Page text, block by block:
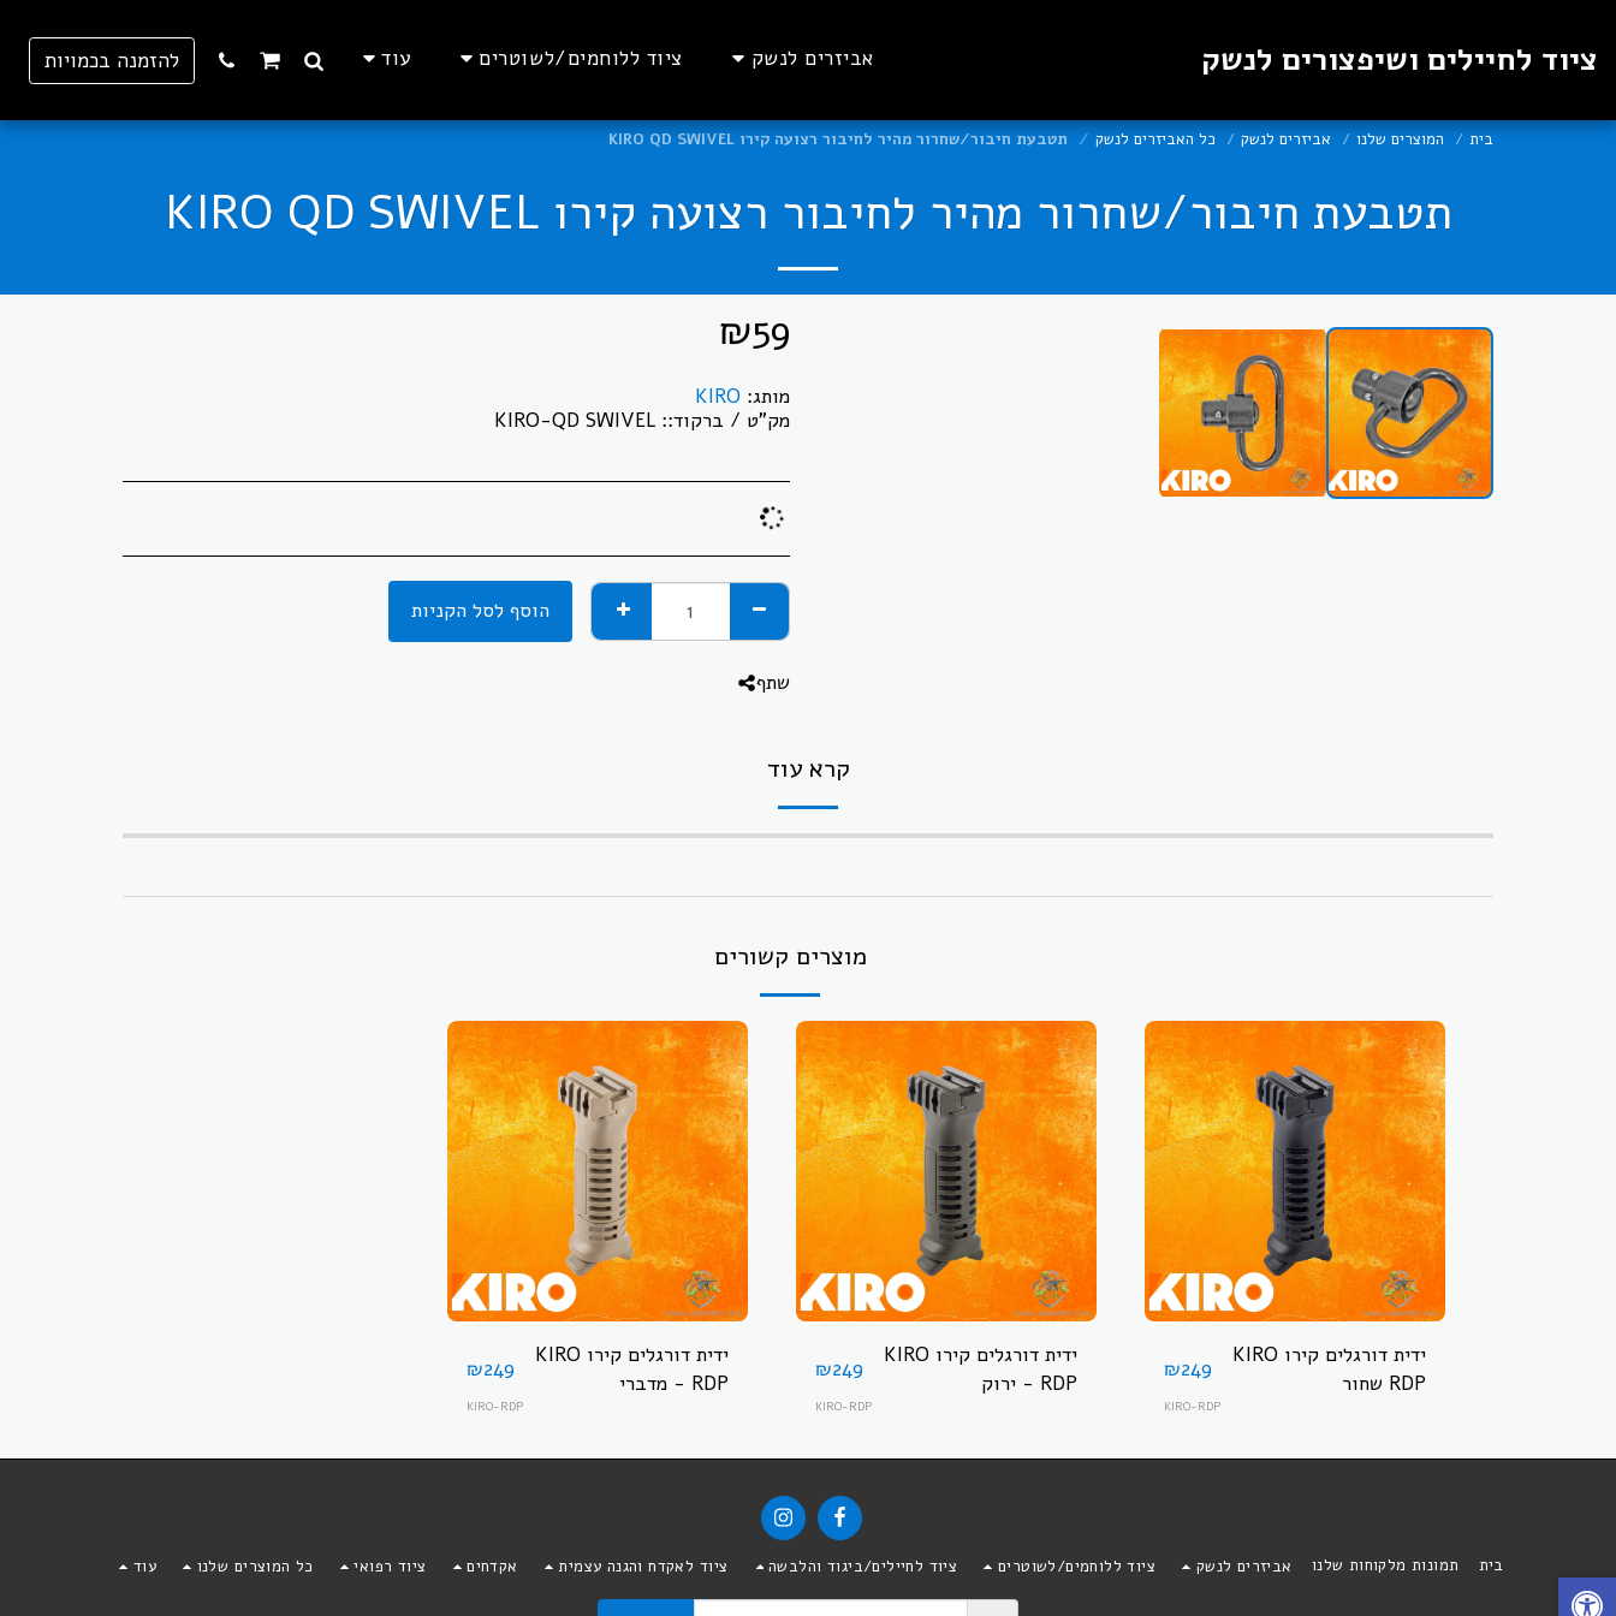
ציוד לחיילים ושיפצורים לנשק אביזרים לנשק ציוד ללוחמים/לשוטרים עוד להזמנה בכמויות
בית המוצרים שלנו אביזרים לנשק כל האביזרים לנשק תטבעת חיבור/שחרור מהיר לחיבור רצועה קירו KIRO QD SWIVEL
תטבעת חיבור/שחרור מהיר לחיבור רצועה קירו KIRO QD SWIVEL
₪59
מותג: KIRO
מק"ט / ברקוד:: KIRO-QD SWIVEL
הוסף לסל הקניות
שתף
קרא עוד
מוצרים קשורים
ידית דורגלים קירו KIRO
RDP שחור
₪249
KIRO-RDP
ידית דורגלים קירו KIRO
RDP - ירוק
₪249
KIRO-RDP
ידית דורגלים קירו KIRO
RDP - מדברי
₪249
KIRO-RDP
בית תמונות מלקוחות שלנו אביזרים לנשק ציוד ללוחמים/לשוטרים ציוד לחיילים/ביגוד והלבשה ציוד לאקדח והגנה עצמית אקדחים ציוד רפואי כל המוצרים שלנו עוד